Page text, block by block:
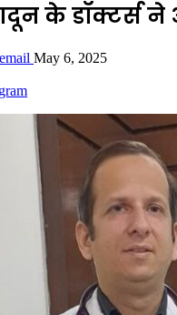
के डॉक्टर्स
May 6, 2025